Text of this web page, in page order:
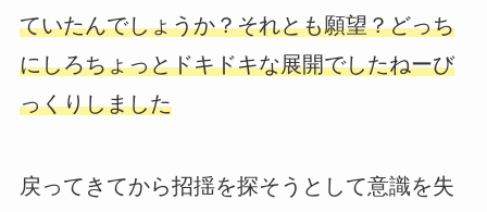
ていたんでしょうか？それとも願望？どっち
にしろちょっとドキドキな展開でしたねーび
っくりしました
戻ってきてから招揺を探そうとして意識を失